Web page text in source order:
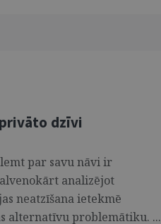
dzīvi
par savu nāvi ir
analizējot
neatzīšana ietekmē
alternatīvu problemātiku. ...